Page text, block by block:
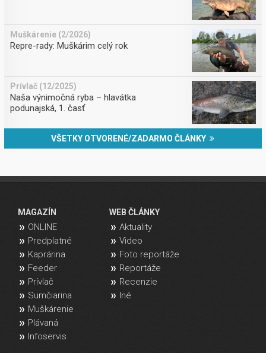
Muškárenie (2/2026)
Repre-rady: Muškárim celý rok
Prívlač (12/2025)
Naša výnimočná ryba – hlavátka
podunajská, 1. časť
VŠETKY OTVORENÉ/ZADARMO ČLÁNKY
MAGAZÍN
ONLINE
Predplatné
Kaprárina
Feeder
Prívlač
Sumčiarina
Muškárenie
Plávaná
Infoservis
WEB ČLÁNKY
Aktuality
Video
Foto reportáže
Reportáže
Recenzie
Iné